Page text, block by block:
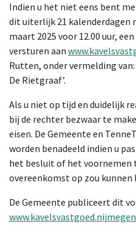
Indien u het niet eens bent
dit uiterlijk 21 kalenderdagen
maart 2025 voor 12.00 uur,
versturen aan
Rutten, onder vermelding
De Rietgraaf’.
Als u niet op tijd en duidelijk
bij de rechter bezwaar te
eisen. De Gemeente en
worden benadeeld indien u
het besluit of het voornemen
overeenkomst op zou kunnen
De Gemeente publiceert dit